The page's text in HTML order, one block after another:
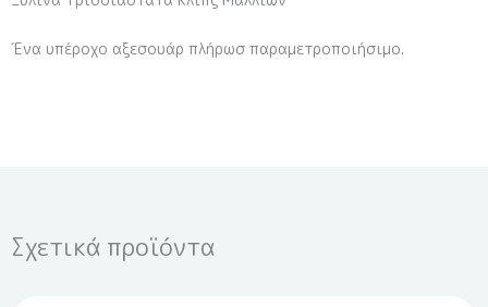
Ένα υπέροχο αξεσουάρ πλήρωσ παραμετροποιήσιμο.
Σχετικά προϊόντα